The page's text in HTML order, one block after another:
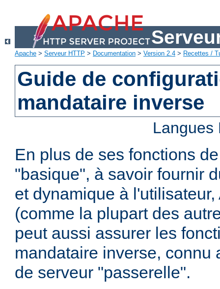
Apache > Serveur HTTP > Documentation > Version 2.4 > Recettes /
Guide de
mandataire inverse
En plus de ses fonctions
"basique", à savoir fournir
et dynamique à
(comme la plupart des
peut aussi assurer les
mandataire inverse, connu
de serveur "passerelle".